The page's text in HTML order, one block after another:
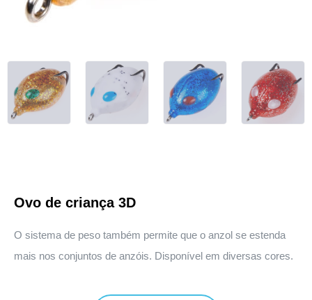
Ovo de criança 3D
O sistema de peso também permite que o anzol se estenda
mais nos conjuntos de anzóis. Disponível em diversas cores.